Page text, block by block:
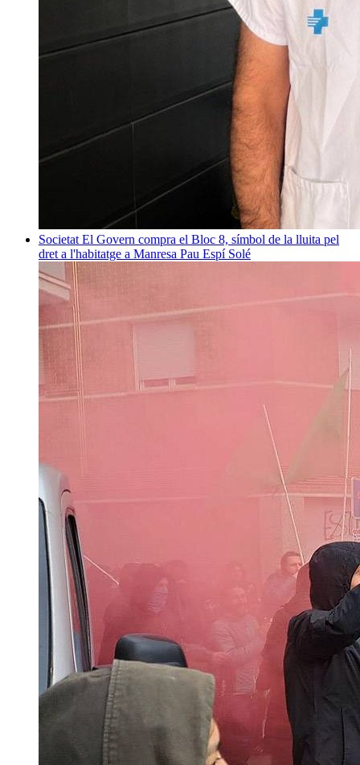
Societat El Govern compra el Bloc 8, símbol de la lluita pel
dret a l'habitatge a Manresa Pau Espí Solé